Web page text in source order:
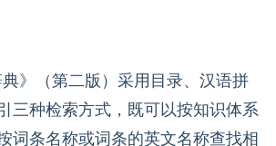
典》（第二版）采用目录、汉语拼
三种检索方式，既可以按知识体系
词条名称或词条的英文名称查找相